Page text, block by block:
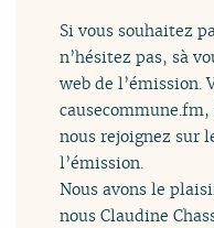
Si vous souhaitez
n’hésitez pas, sà
web de l’émission.
nous rejoignez sur
l’émission.
Nous avons le
nous Claudine